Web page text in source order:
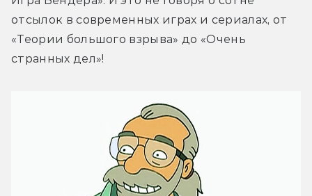
отсылок в современных играх и сериалах, от
«Теории большого взрыва» до «Очень
странных дел»!